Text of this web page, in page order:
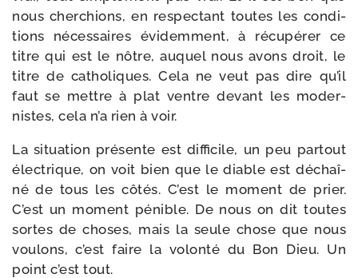
nous cher­chions, en res­pec­tant toutes les condi­
tions néces­saires évi­dem­ment, à récu­pé­rer ce
titre qui est le nôtre, auquel nous avons droit, le
titre de catho­liques. Cela ne veut pas dire qu’il
faut se mettre à plat ventre devant les moder­
nistes, cela n’a rien à voir.
La situa­tion pré­sente est dif­fi­cile, un peu par­tout
élec­trique, on voit bien que le diable est déchaî­
né de tous les côtés. C’est le moment de prier.
C’est un moment pénible. De nous on dit toutes
sortes de choses, mais la seule chose que nous
vou­lons, c’est faire la volon­té du Bon Dieu. Un
point c’est tout.